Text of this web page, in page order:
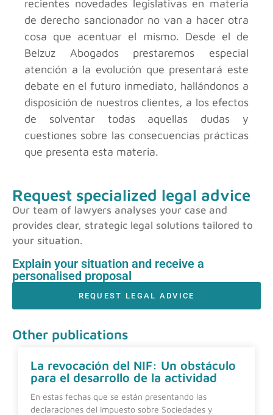
recientes novedades legislativas en materia
de derecho sancionador no van a hacer otra
cosa que acentuar el mismo. Desde el de
Belzuz Abogados prestaremos especial
atención a la evolución que presentará este
debate en el futuro inmediato, hallándonos a
disposición de nuestros clientes, a los efectos
de solventar todas aquellas dudas y
cuestiones sobre las consecuencias prácticas
que presenta esta materia.
Request specialized legal advice
Our team of lawyers analyses your case and
provides clear, strategic legal solutions tailored to
your situation.
Explain your situation and receive a
personalised proposal
REQUEST LEGAL ADVICE
Other publications
La revocación del NIF: Un obstáculo
para el desarrollo de la actividad
En estas fechas que se están presentando las
declaraciones del Impuesto sobre Sociedades y